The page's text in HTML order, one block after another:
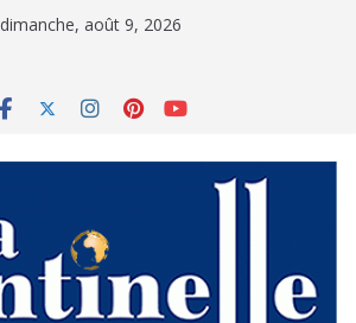
dimanche, août 9, 2026